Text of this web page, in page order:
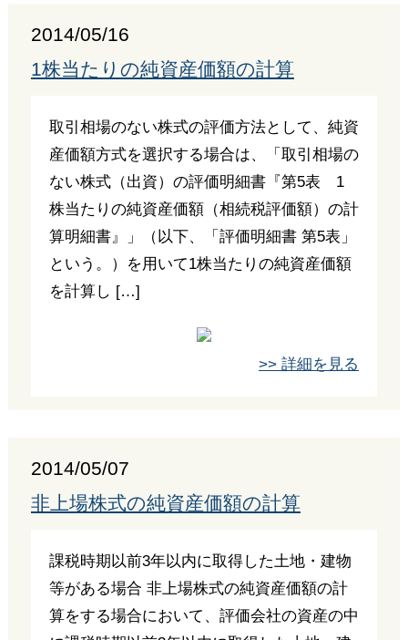
2014/05/16
1株当たりの純資産価額の計算
取引相場のない株式の評価方法として、純資
産価額方式を選択する場合は、「取引相場の
ない株式（出資）の評価明細書『第5表 1
株当たりの純資産価額（相続税評価額）の計
算明細書』」（以下、「評価明細書 第5表」
という。）を用いて1株当たりの純資産価額
を計算し […]
>> 詳細を見る
2014/05/07
非上場株式の純資産価額の計算
課税時期以前3年以内に取得した土地・建物
等がある場合 非上場株式の純資産価額の計
算をする場合において、評価会社の資産の中